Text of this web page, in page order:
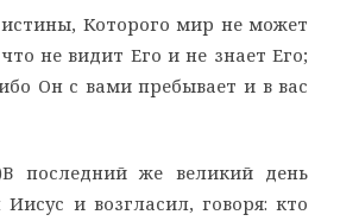
Которого мир не может
не видит Его и не знает Его;
Он с вами пребывает и в вас
последний же великий день
и возгласил, говоря: кто